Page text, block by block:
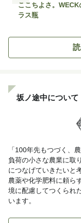
ここちよさ。WECK
ラス瓶
坂ノ途中について
「100年先もつづく、
負荷の小さな農業に取
につなげていきたいと
農薬や化学肥料に頼ら
境に配慮してつくられ
います。